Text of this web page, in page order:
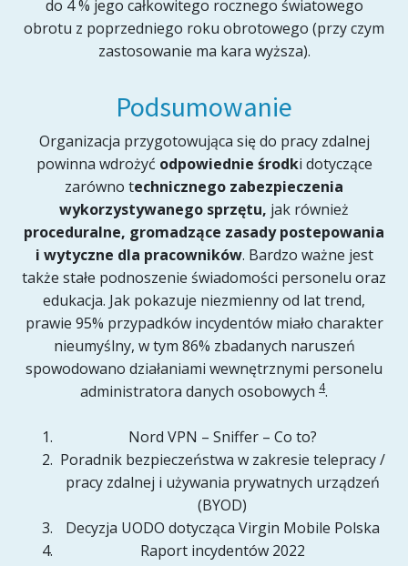
do 4 % jego całkowitego rocznego światowego
obrotu z poprzedniego roku obrotowego (przy czym
zastosowanie ma kara wyższa).
Podsumowanie
Organizacja przygotowująca się do pracy zdalnej
powinna wdrożyć odpowiednie środki dotyczące
zarówno technicznego zabezpieczenia
wykorzystywanego sprzętu, jak również
proceduralne, gromadzące zasady postepowania
i wytyczne dla pracowników. Bardzo ważne jest
także stałe podnoszenie świadomości personelu oraz
edukacja. Jak pokazuje niezmienny od lat trend,
prawie 95% przypadków incydentów miało charakter
nieumyślny, w tym 86% zbadanych naruszeń
spowodowano działaniami wewnętrznymi personelu
administratora danych osobowych 4.
Nord VPN – Sniffer – Co to?
Poradnik bezpieczeństwa w zakresie telepracy /
pracy zdalnej i używania prywatnych urządzeń
(BYOD)
Decyzja UODO dotycząca Virgin Mobile Polska
Raport incydentów 2022